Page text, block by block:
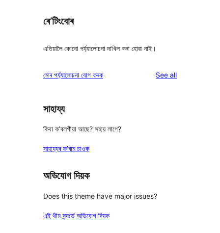
ৰে’টিংবোৰ
এতিয়ালৈ কোনো পৰ্য্যালোচনা দাখিল কৰা হোৱা নাই।
মোৰ পৰ্য্যালোচনা যোগ কৰক See allreviews
সাহায্য
কিবা ক’বলগীয়া আছে? সহায় লাগে?
সাহায্যৰ ফ’ৰাম চাওক
অভিযোগ দিয়ক
Does this theme have major issues?
এই থীম সন্দৰ্ভে অভিযোগ দিয়ক